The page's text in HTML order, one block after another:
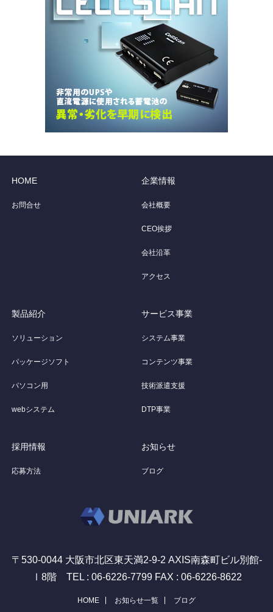
HOME
お問合せ
企業情報
会社概要
CEO挨拶
会社沿革
アクセス
製品紹介
ソリューション
パッケージソフト
パソコン用
webシステム
サービス事業
システム事業
コンテンツ事業
技術派遣支援
DTP事業
採用情報
応募方法
お知らせ
ブログ
〒530-0044 大阪市北区東天満2-9-2 AXIS南森町ビル別館-
Ⅰ8階 TEL : 06-6226-7799 FAX : 06-6226-8622
HOME お知らせ一覧 ブログ